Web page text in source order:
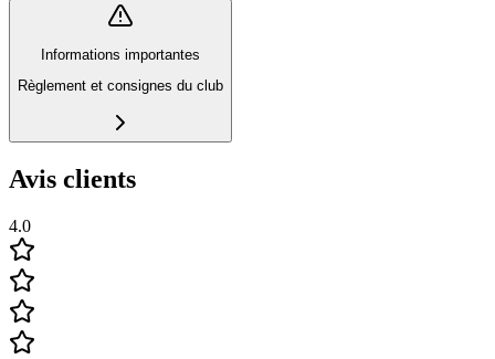
Informations importantes
Règlement et consignes du club
Avis clients
4.0